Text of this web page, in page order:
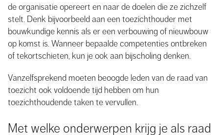
de organisatie opereert en naar de doelen die ze zichzelf
stelt. Denk bijvoorbeeld aan een toezichthouder met
bouwkundige kennis als er een verbouwing of nieuwbouw
op komst is. Wanneer bepaalde competenties ontbreken
of tekortschieten, kun je ook aan bijscholing denken.
Vanzelfsprekend moeten beoogde leden van de raad van
toezicht ook voldoende tijd hebben om hun
toezichthoudende taken te vervullen.
Met welke onderwerpen krijg je als raad